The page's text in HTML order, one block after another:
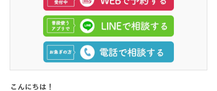
こんにちは！